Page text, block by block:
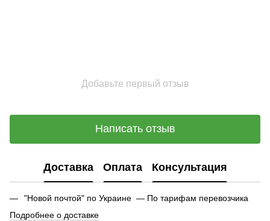
Добавьте первый отзыв
Написать отзыв
Доставка Оплата Консультация
"Новой почтой" по Украине — По тарифам перевозчика
Подробнее о доставке